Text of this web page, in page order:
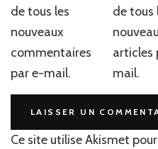
de tous les
nouveaux
commentaires
par e-mail.
de tous
articles
mail.
Ce site utilise Akismet